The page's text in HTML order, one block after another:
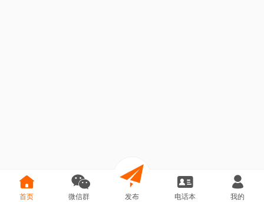
首页 微信群 发布 电话本 我的